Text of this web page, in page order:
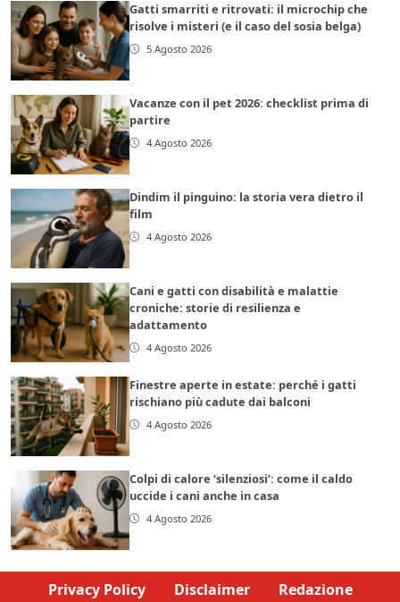
Gatti smarriti e ritrovati: il microchip che
risolve i misteri (e il caso del sosia belga)
5 Agosto 2026
Vacanze con il pet 2026: checklist prima di
partire
4 Agosto 2026
Dindim il pinguino: la storia vera dietro il
film
4 Agosto 2026
Cani e gatti con disabilità e malattie
croniche: storie di resilienza e
adattamento
4 Agosto 2026
Finestre aperte in estate: perché i gatti
rischiano più cadute dai balconi
4 Agosto 2026
Colpi di calore ‘silenziosi’: come il caldo
uccide i cani anche in casa
4 Agosto 2026
Privacy Policy Disclaimer Redazione